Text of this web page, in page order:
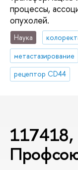
процессы,
опухолей.
Наука
метастазирование
рецептор CD44
117418,